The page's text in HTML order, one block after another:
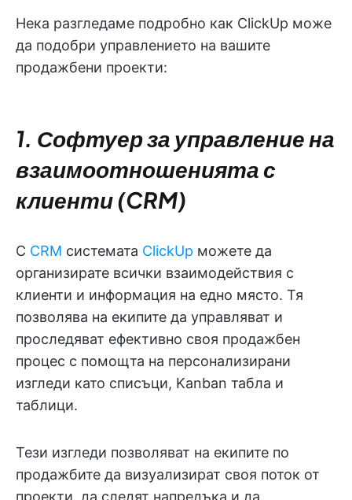
Нека разгледаме подробно как ClickUp може
да подобри управлението на вашите
продажбени проекти:
1. Софтуер за управление на
взаимоотношенията с
клиенти (CRM)
С CRM системата ClickUp можете да
организирате всички взаимодействия с
клиенти и информация на едно място. Тя
позволява на екипите да управляват и
проследяват ефективно своя продажбен
процес с помощта на персонализирани
изгледи като списъци, Kanban табла и
таблици.
Тези изгледи позволяват на екипите по
продажбите да визуализират своя поток от
проекти, да следят напредъка и да